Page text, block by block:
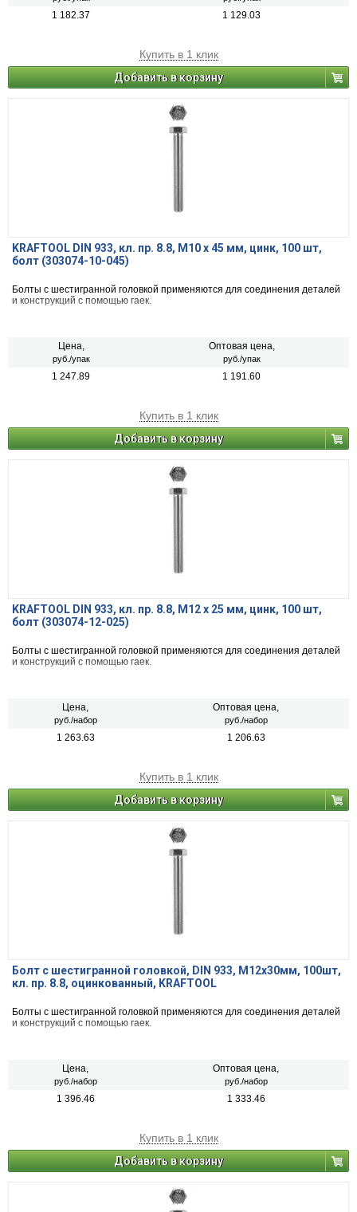
1 182.37 1 129.03
Купить в 1 клик
Добавить в корзину
KRAFTOOL DIN 933, кл. пр. 8.8, M10 х 45 мм, цинк, 100 шт,
болт (303074-10-045)
Болты с шестигранной головкой применяются для соединения деталей
и конструкций с помощью гаек.
Цена,
руб./упак
Оптовая цена,
руб./упак
1 247.89 1 191.60
Купить в 1 клик
Добавить в корзину
KRAFTOOL DIN 933, кл. пр. 8.8, M12 х 25 мм, цинк, 100 шт,
болт (303074-12-025)
Болты с шестигранной головкой применяются для соединения деталей
и конструкций с помощью гаек.
Цена,
руб./набор
Оптовая цена,
руб./набор
1 263.63 1 206.63
Купить в 1 клик
Добавить в корзину
Болт с шестигранной головкой, DIN 933, M12x30мм, 100шт,
кл. пр. 8.8, оцинкованный, KRAFTOOL
Болты с шестигранной головкой применяются для соединения деталей
и конструкций с помощью гаек.
Цена,
руб./набор
Оптовая цена,
руб./набор
1 396.46 1 333.46
Купить в 1 клик
Добавить в корзину